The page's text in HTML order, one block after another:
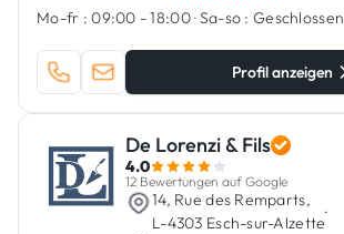
Mo-fr : 09:00 - 18:00·Sa-so : Geschlossen
Profil anzeigen
De Lorenzi & Fils
4.0
12 Bewertungen auf Google
14, Rue des Remparts,
L-4303 Esch-sur-Alzette
·